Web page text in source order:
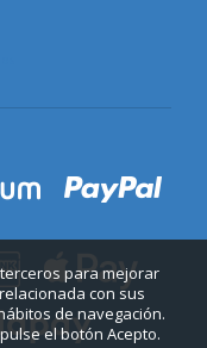
para mejorar
con sus
de navegación.
el botón Acepto.